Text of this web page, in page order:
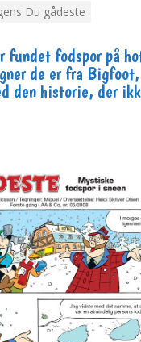
Du gådeste
fundet fodspor på
de er fra
den historie, der